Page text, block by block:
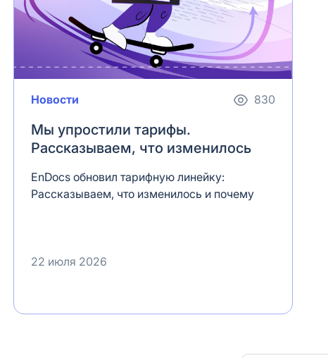
Новости 830
Мы упростили тарифы.
Рассказываем, что изменилось
EnDocs обновил тарифную линейку:
Рассказываем, что изменилось и почему
22 июля 2026